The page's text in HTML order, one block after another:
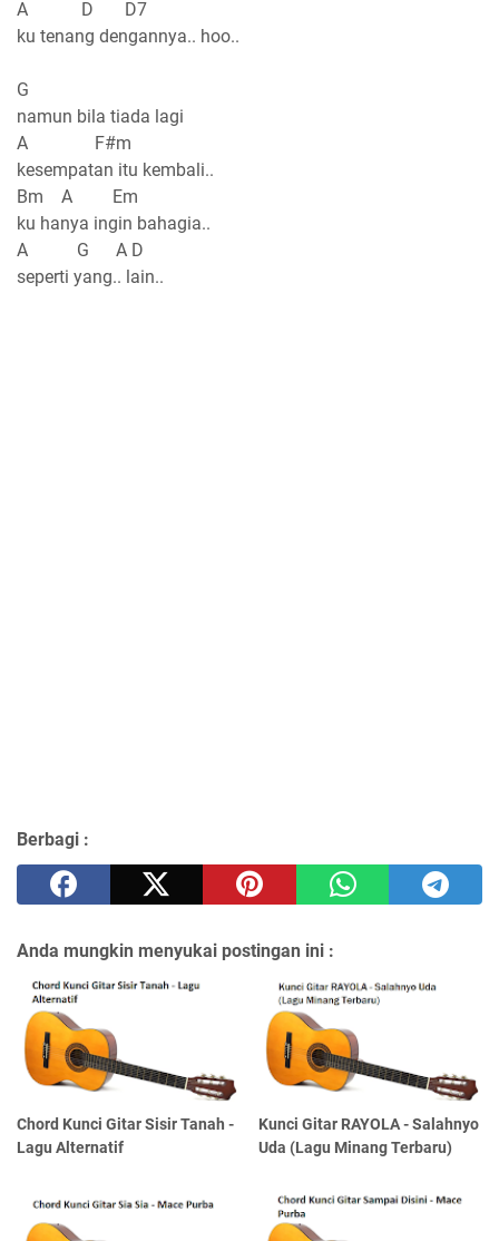
A D D7
ku tenang dengannya.. hoo..
G
namun bila tiada lagi
A F#m
kesempatan itu kembali..
Bm A Em
ku hanya ingin bahagia..
A G A D
seperti yang.. lain..
Berbagi :
Anda mungkin menyukai postingan ini :
Chord Kunci Gitar Sisir Tanah -
Lagu Alternatif
Kunci Gitar RAYOLA - Salahnyo
Uda (Lagu Minang Terbaru)